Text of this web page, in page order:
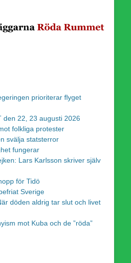
prioriterar flyget
den 22, 23 augusti 2026
folkliga protester
svälja statsterror
fungerar
Lars Karlsson skriver själv
för Tidö
Sverige
döden aldrig tar slut och livet
mot Kuba och de ”röda”